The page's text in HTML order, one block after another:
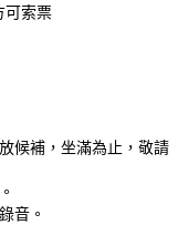
可索票
候補，坐滿為止，敬請
音。